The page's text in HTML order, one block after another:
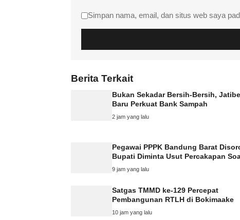
Simpan nama, email, dan situs web saya
Berita Terkait
Bukan Sekadar Bersih-Bersih,
Baru Perkuat Bank Sampah
2 jam yang lalu
Pegawai PPPK Bandung Barat
Bupati Diminta Usut Percakapan
9 jam yang lalu
Satgas TMMD ke-129 Percepat
Pembangunan RTLH di Bokimaake
10 jam yang lalu